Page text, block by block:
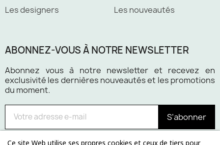
Les designers
Les nouveautés
ABONNEZ-VOUS À NOTRE NEWSLETTER
Abonnez vous à notre newsletter et recevez en
exclusivité les dernières nouveautés et les promotions
du moment.
S’abonner
Ce site Web utilise ses propres cookies et ceux de tiers pour